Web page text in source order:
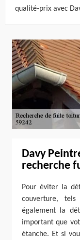
qualité-prix avec
Davy
recherche
Pour éviter la
couverture,
également la
important que
étanche. Et si